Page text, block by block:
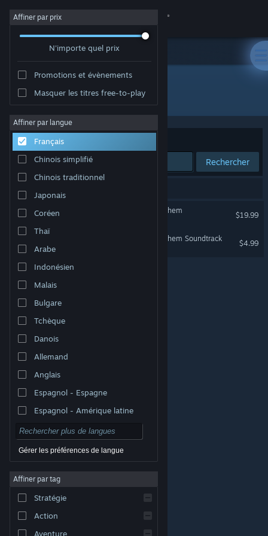
Se connecter
Magasin
À propos
Support
Changer la langue
Télécharger l'application mobile Steam
Voir version ordi. du site
© Valve Corporation. Tous droits réservés. Toutes les
titulaires aux États-Unis et dans d'autres pays.
Accessibilité
Remboursements
Affiner par prix
N'importe quel prix
Promotions et évènements
Masquer les titres free-to-play
Affiner par langue
Français
Chinois simplifié
Chinois traditionnel
Japonais
Coréen
Thaï
Arabe
Indonésien
Malais
Bulgare
Tchèque
Danois
Allemand
Anglais
Espagnol - Espagne
Espagnol - Amérique latine
Gérer les préférences de langue
Affiner par tag
Stratégie
Action
Aventure
Développement : Timelock Studio
Trier par Pertinence
Rechercher
Serious Sam: Siberian Mayhem
$19.99
Serious Sam: Siberian Mayhem Soundtrack
$4.99